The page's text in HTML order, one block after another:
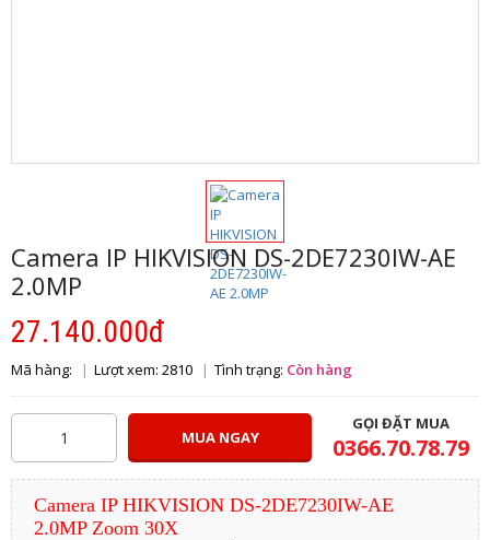
Camera IP HIKVISION DS-2DE7230IW-AE
2.0MP
27.140.000đ
Mã hàng: Lượt xem: 2810 Tình trạng: Còn hàng
MUA NGAY
GỌI ĐẶT MUA
0366.70.78.79
Camera IP HIKVISION DS-2DE7230IW-AE
2.0MP Zoom 30X